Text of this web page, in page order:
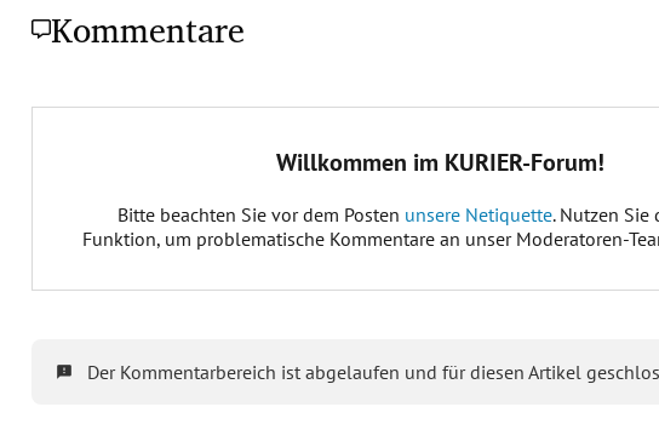
Kommentare